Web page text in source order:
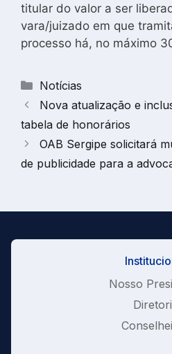
titular do valor a ser
vara/juizado em que
processo há, no máximo
Categorias
Notícias
Nova atualização e
tabela de honorários
OAB Sergipe solicitará
de publicidade para a
Nosso